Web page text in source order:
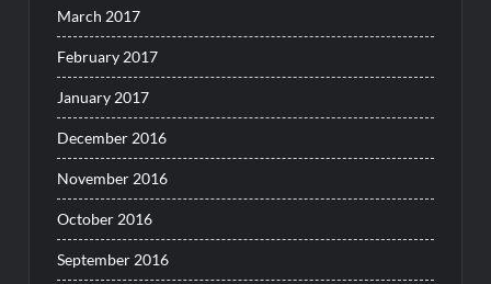
March 2017
February 2017
January 2017
December 2016
November 2016
October 2016
September 2016